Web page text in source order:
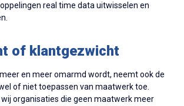
real time data uitwisselen en
of klantgezwicht
en meer omarmd wordt, neemt ook de
of niet toepassen van maatwerk toe.
organisaties die geen maatwerk meer